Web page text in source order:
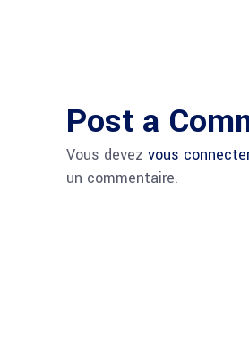
Post a
Vous devez vous
un commentaire.